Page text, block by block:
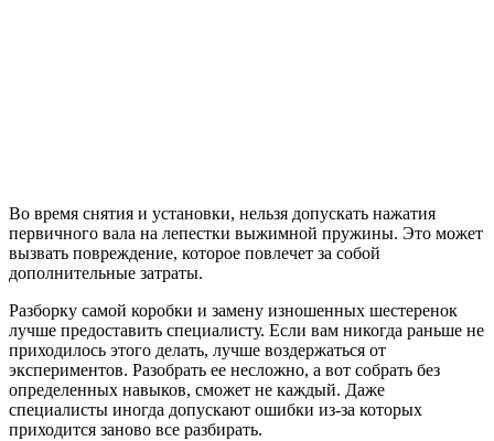
Во время снятия и установки, нельзя допускать нажатия
первичного вала на лепестки выжимной пружины. Это может
вызвать повреждение, которое повлечет за собой
дополнительные затраты.
Разборку самой коробки и замену изношенных шестеренок
лучше предоставить специалисту. Если вам никогда раньше не
приходилось этого делать, лучше воздержаться от
экспериментов. Разобрать ее несложно, а вот собрать без
определенных навыков, сможет не каждый. Даже
специалисты иногда допускают ошибки из-за которых
приходится заново все разбирать.